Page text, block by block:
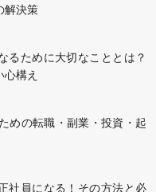
解決策
るために大切なこととは？
構え
めの転職・副業・投資・起
社員になる！その方法と必